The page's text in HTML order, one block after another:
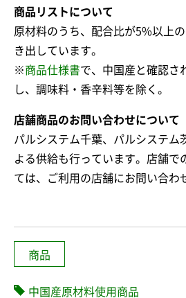
商品リストについて
原材料のうち、配合比が5%以上
き出しています。
※商品仕様書で、中国産と確認さ
し、調味料・香辛料等を除く。
店舗商品のお問い合わせについて
パルシステム千葉、パルシステム
よる供給も行っています。店舗で
ては、ご利用の店舗にお問い合わ
商品
中国産原材料使用商品